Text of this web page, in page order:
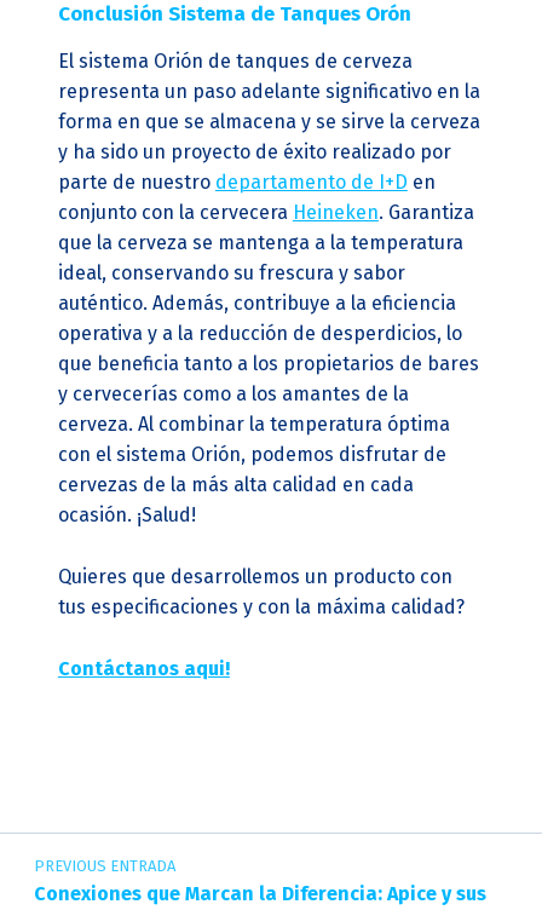
Conclusión Sistema de Tanques Orón
El sistema Orión de tanques de cerveza
representa un paso adelante significativo en la
forma en que se almacena y se sirve la cerveza
y ha sido un proyecto de éxito realizado por
parte de nuestro departamento de I+D en
conjunto con la cervecera Heineken. Garantiza
que la cerveza se mantenga a la temperatura
ideal, conservando su frescura y sabor
auténtico. Además, contribuye a la eficiencia
operativa y a la reducción de desperdicios, lo
que beneficia tanto a los propietarios de bares
y cervecerías como a los amantes de la
cerveza. Al combinar la temperatura óptima
con el sistema Orión, podemos disfrutar de
cervezas de la más alta calidad en cada
ocasión. ¡Salud!
Quieres que desarrollemos un producto con
tus especificaciones y con la máxima calidad?
Contáctanos aqui!
Skip back to main navigation
Navegación de entradas
PREVIOUS ENTRADA
Conexiones que Marcan la Diferencia: Apice y sus